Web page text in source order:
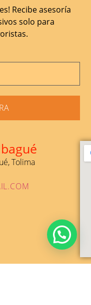
Recibe asesoría
solo para
Tolima